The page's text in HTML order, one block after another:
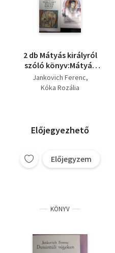
2 db Mátyás királyról
szóló könyv:Mátyás
király rózsát nyitó
ostornyele,Világverő
Jankovich Ferenc
Kóka Rozália
Előjegyezhető
Előjegyzem
KÖNYV